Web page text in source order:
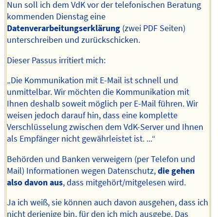
Nun soll ich dem VdK vor der telefonischen Beratung
kommenden Dienstag eine
Datenverarbeitungserklärung (zwei PDF Seiten)
unterschreiben und zurückschicken.
Dieser Passus irritiert mich:
„Die Kommunikation mit E-Mail ist schnell und
unmittelbar. Wir möchten die Kommunikation mit
Ihnen deshalb soweit möglich per E-Mail führen. Wir
weisen jedoch darauf hin, dass eine komplette
Verschlüsselung zwischen dem VdK-Server und Ihnen
als Empfänger nicht gewährleistet ist. ...“
Behörden und Banken verweigern (per Telefon und
Mail) Informationen wegen Datenschutz,die gehen
also davon aus, dass mitgehört/mitgelesen wird.
Ja ich weiß, sie können auch davon ausgehen, dass ich
nicht derjenige bin, für den ich mich ausgebe. Das